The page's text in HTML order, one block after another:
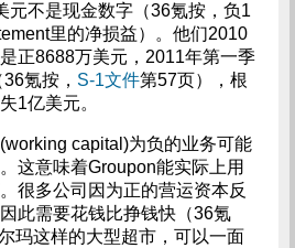
元不是现金数字（36氪按，负1
里的净损益）。他们2010
正8688万美元，2011年第一季
氪按， S-1文件第57页），根
1亿美元。
capital)为负的业务可能
这意味着Groupon能实际上用
很多公司因为正的营运资本反
此需要花钱比挣钱快（36氪
玛这样的大型超市，可以一面